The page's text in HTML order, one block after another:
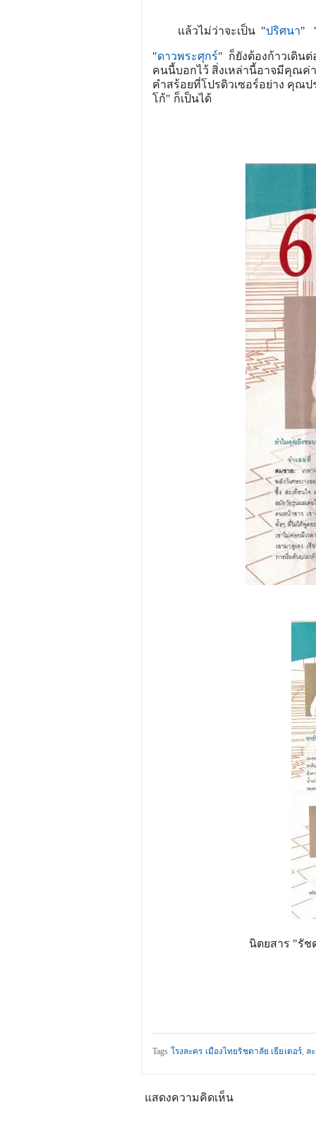
แล้วไม่ว่าจะเป็น "ปริศนา"
"ดาวพระศุกร์" ก็ยังต้องก้าวเดิน
คนนี้บอกไว้ สิ่งเหล่านี้อาจมีคุณค่
คำสร้อยที่โปรดิวเซอร์อย่าง คุณ
โก้" ก็เป็นได้
นิตยสาร "รัช
Tags โรงละคร เมืองไทยรัชดาลัย เธียเตอร์, ล
แสดงความคิดเห็น